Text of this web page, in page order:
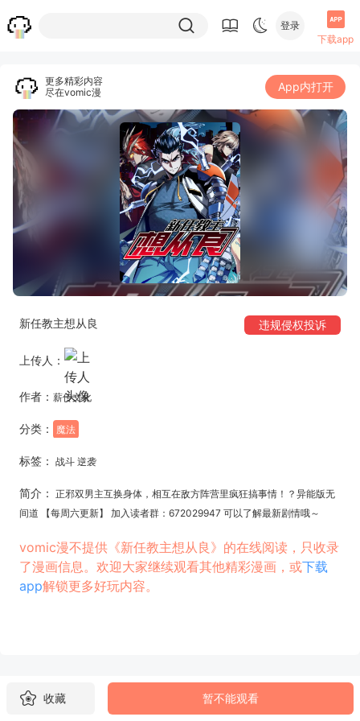
登录
下载app
更多精彩内容
尽在vomic漫
App内打开
新任教主想从良 违规侵权投诉
上传人：
作者： 薪传文化
分类： 魔法
标签： 战斗 逆袭
简介： 正邪双男主互换身体，相互在敌方阵营里疯狂搞事情！？异能版无
间道 【每周六更新】 加入读者群：672029947 可以了解最新剧情哦～
vomic漫不提供《新任教主想从良》的在线阅读，只收录
了漫画信息。欢迎大家继续观看其他精彩漫画，或下载
app解锁更多好玩内容。
收藏 暂不能观看